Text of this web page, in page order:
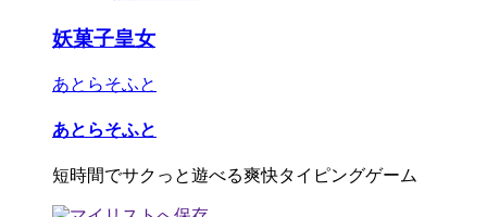
妖菓子皇女
あとらそふと
あとらそふと
短時間でサクっと遊べる爽快タイピングゲーム